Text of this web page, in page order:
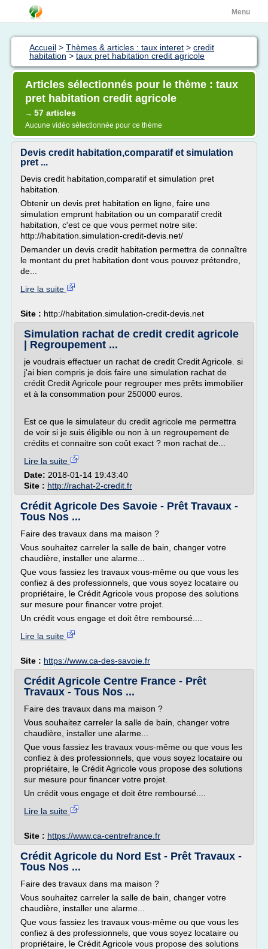
Menu
Accueil > Thèmes & articles : taux interet > credit
habitation > taux pret habitation credit agricole
Articles sélectionnés pour le thème : taux
pret habitation credit agricole
→ 57 articles
Aucune vidéo sélectionnée pour ce thème
Devis credit habitation,comparatif et simulation
pret ...
Devis credit habitation,comparatif et simulation pret
habitation.
Obtenir un devis pret habitation en ligne, faire une
simulation emprunt habitation ou un comparatif credit
habitation, c'est ce que vous permet notre site:
http://habitation.simulation-credit-devis.net/
Demander un devis credit habitation permettra de connaître
le montant du pret habitation dont vous pouvez prétendre,
de...
Lire la suite
Site : http://habitation.simulation-credit-devis.net
Simulation rachat de credit credit agricole
| Regroupement ...
je voudrais effectuer un rachat de credit Credit Agricole. si
j'ai bien compris je dois faire une simulation rachat de
crédit Credit Agricole pour regrouper mes prêts immobilier
et à la consommation pour 250000 euros.
Est ce que le simulateur du credit agricole me permettra
de voir si je suis éligible ou non à un regroupement de
crédits et connaitre son coût exact ? mon rachat de...
Lire la suite
Date: 2018-01-14 19:43:40
Site : http://rachat-2-credit.fr
Crédit Agricole Des Savoie - Prêt Travaux -
Tous Nos ...
Faire des travaux dans ma maison ?
Vous souhaitez carreler la salle de bain, changer votre
chaudière, installer une alarme...
Que vous fassiez les travaux vous-même ou que vous les
confiez à des professionnels, que vous soyez locataire ou
propriétaire, le Crédit Agricole vous propose des solutions
sur mesure pour financer votre projet.
Un crédit vous engage et doit être remboursé....
Lire la suite
Site : https://www.ca-des-savoie.fr
Crédit Agricole Centre France - Prêt
Travaux - Tous Nos ...
Faire des travaux dans ma maison ?
Vous souhaitez carreler la salle de bain, changer votre
chaudière, installer une alarme...
Que vous fassiez les travaux vous-même ou que vous les
confiez à des professionnels, que vous soyez locataire ou
propriétaire, le Crédit Agricole vous propose des solutions
sur mesure pour financer votre projet.
Un crédit vous engage et doit être remboursé....
Lire la suite
Site : https://www.ca-centrefrance.fr
Crédit Agricole du Nord Est - Prêt Travaux -
Tous Nos ...
Faire des travaux dans ma maison ?
Vous souhaitez carreler la salle de bain, changer votre
chaudière, installer une alarme...
Que vous fassiez les travaux vous-même ou que vous les
confiez à des professionnels, que vous soyez locataire ou
propriétaire, le Crédit Agricole vous propose des solutions